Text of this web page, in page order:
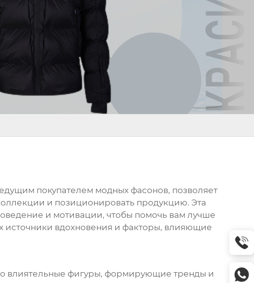
покупателем модных фасонов, позволяет
и позиционировать продукцию. Эта
и мотивации, чтобы помочь вам лучше
источники вдохновения и факторы, влияющие
влиятельные фигуры, формирующие тренды и